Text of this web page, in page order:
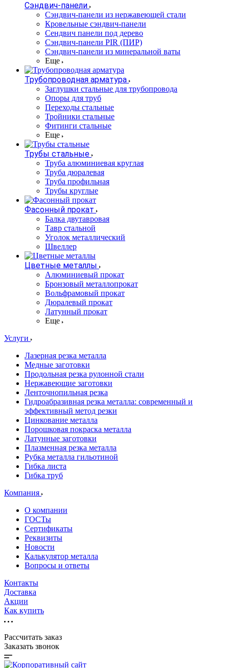
Сэндвич-панели
Cэндвич-панели из нержавеющей стали
Кровельные сэндвич-панели
Сендвич панели под дерево
Сэндвич-панели PIR (ПИР)
Сэндвич-панели из минеральной ваты
Еще
Трубопроводная арматура
Заглушки стальные для трубопровода
Опоры для труб
Переходы стальные
Тройники стальные
Фитинги стальные
Еще
Трубы стальные
Труба алюминиевая круглая
Труба дюралевая
Труба профильная
Трубы круглые
Фасонный прокат
Балка двутавровая
Тавр стальной
Уголок металлический
Швеллер
Цветные металлы
Алюминиевый прокат
Бронзовый металлопрокат
Вольфрамовый прокат
Дюралевый прокат
Латунный прокат
Еще
Услуги
Лазерная резка металла
Медные заготовки
Продольная резка рулонной стали
Нержавеющие заготовки
Ленточнопильная резка
Гидроабразивная резка металла: современный и
эффективный метод резки
Цинкование металла
Порошковая покраска металла
Латунные заготовки
Плазменная резка металла
Рубка металла гильотиной
Гибка листа
Гибка труб
Компания
О компании
ГОСТы
Сертификаты
Реквизиты
Новости
Калькулятор металла
Вопросы и ответы
Контакты
Доставка
Акции
Как купить
Рассчитать заказ
Заказать звонок